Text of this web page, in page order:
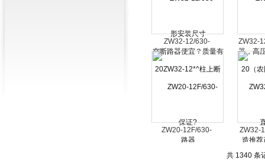
ZW32-12/630-
20ZW32-12*^柱上断
路器
ZW32-
网改造
品）
ZW20-12F/630-
20ZW20柱上断路器
ZW32-
应-户
断路
共 1340 条